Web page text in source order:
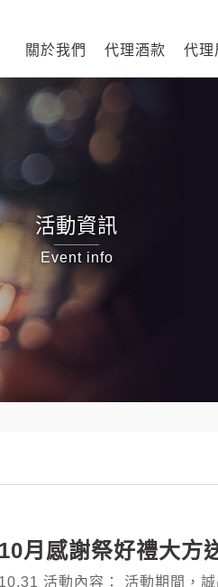
關於我們 代理酒款 代理
活動資訊
Event info
月感謝祭好禮大方
活動內容： 活動期間，